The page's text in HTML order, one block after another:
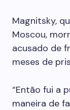
Magnitsky,
Moscou,
acusado de
meses de
“Então fui a
maneira de